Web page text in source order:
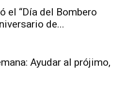
el “Día del Bombero
de...
Ayudar al prójimo,